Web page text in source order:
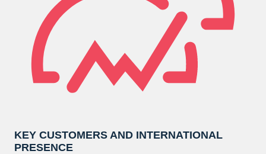
KEY CUSTOMERS AND INTERNATIONAL
PRESENCE